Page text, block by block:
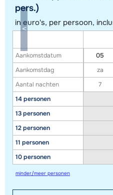
Toon alle accommodaties
Deze kaart geeft een indicatie van
exacte locatie kan enigszins afwijken.
pers.)
in euro's, per persoon,
Aankomstdatum
Aankomstdag
Aantal nachten
14 personen
13 personen
12 personen
11 personen
10 personen
05
za
7
minder/meer personen